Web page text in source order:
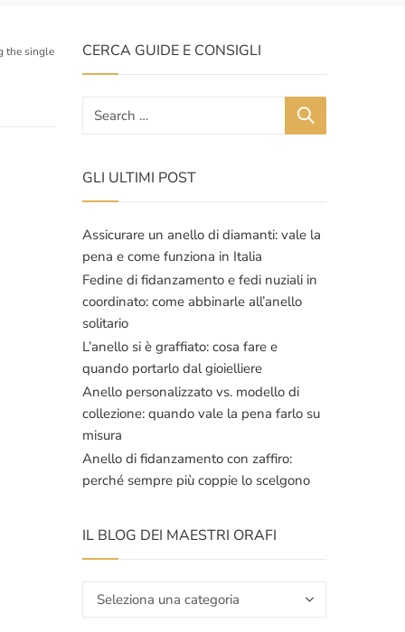
the single
CERCA GUIDE E CONSIGLI
GLI ULTIMI POST
Assicurare un anello di diamanti: vale la
pena e come funziona in Italia
Fedine di fidanzamento e fedi nuziali in
coordinato: come abbinarle all’anello
solitario
L’anello si è graffiato: cosa fare e
quando portarlo dal gioielliere
Anello personalizzato vs. modello di
collezione: quando vale la pena farlo su
misura
Anello di fidanzamento con zaffiro:
perché sempre più coppie lo scelgono
IL BLOG DEI MAESTRI ORAFI